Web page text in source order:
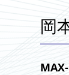
岡